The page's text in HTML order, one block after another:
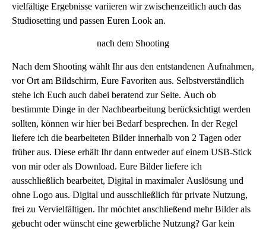
vielfältige Ergebnisse variieren wir zwischenzeitlich auch das
Studiosetting und passen Euren Look an.
nach dem Shooting
Nach dem Shooting wählt Ihr aus den entstandenen Aufnahmen,
vor Ort am Bildschirm, Eure Favoriten aus. Selbstverständlich
stehe ich Euch auch dabei beratend zur Seite. Auch ob
bestimmte Dinge in der Nachbearbeitung berücksichtigt werden
sollten, können wir hier bei Bedarf besprechen. In der Regel
liefere ich die bearbeiteten Bilder innerhalb von 2 Tagen oder
früher aus. Diese erhält Ihr dann entweder auf einem USB-Stick
von mir oder als Download. Eure Bilder liefere ich
ausschließlich bearbeitet, Digital in maximaler Auslösung und
ohne Logo aus. Digital und ausschließlich für private Nutzung,
frei zu Vervielfältigen. Ihr möchtet anschließend mehr Bilder als
gebucht oder wünscht eine gewerbliche Nutzung? Gar kein